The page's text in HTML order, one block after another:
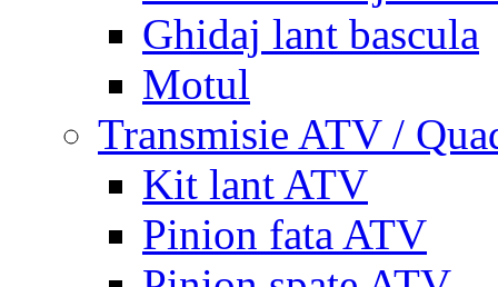
Ghidaj lant bascula
Motul
Transmisie ATV /
Kit lant ATV
Pinion fata ATV